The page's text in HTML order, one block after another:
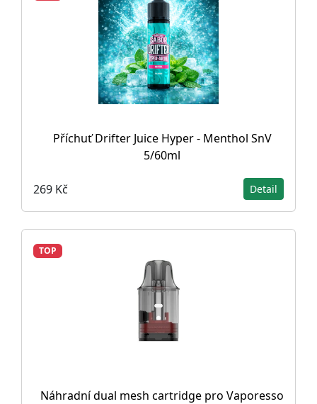
Příchuť Drifter Juice Hyper - Menthol SnV
5/60ml
269 Kč Detail
TOP
Náhradní dual mesh cartridge pro Vaporesso